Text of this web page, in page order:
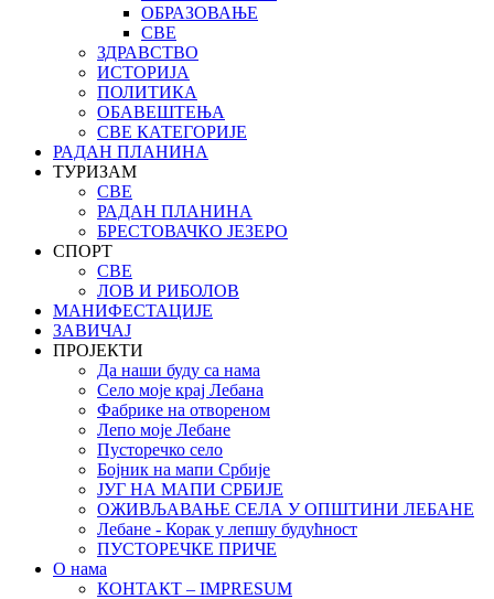
ОБРАЗОВАЊЕ
СВЕ
ЗДРАВСТВО
ИСТОРИЈА
ПОЛИТИКА
ОБАВЕШТЕЊА
СВЕ КАТЕГОРИЈЕ
РАДАН ПЛАНИНА
ТУРИЗАМ
СВЕ
РАДАН ПЛАНИНА
БРЕСТОВАЧКО ЈЕЗЕРО
СПОРТ
СВЕ
ЛОВ И РИБОЛОВ
МАНИФЕСТАЦИЈЕ
ЗАВИЧАЈ
ПРОЈЕКТИ
Да наши буду са нама
Село моје крај Лебана
Фабрике на отвореном
Лепо моје Лебане
Пусторечко село
Бојник на мапи Србије
ЈУГ НА МАПИ СРБИЈЕ
ОЖИВЉАВАЊЕ СЕЛА У ОПШТИНИ ЛЕБАНЕ
Лебане - Корак у лепшу будућност
ПУСТОРЕЧКЕ ПРИЧЕ
О нама
КОНТАКТ – IMPRESUM